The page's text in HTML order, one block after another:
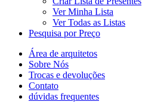
Ver Minha Lista
Ver Todas as Listas
Pesquisa por Preço
Área de arquitetos
Sobre Nós
Trocas e devoluções
Contato
dúvidas frequentes